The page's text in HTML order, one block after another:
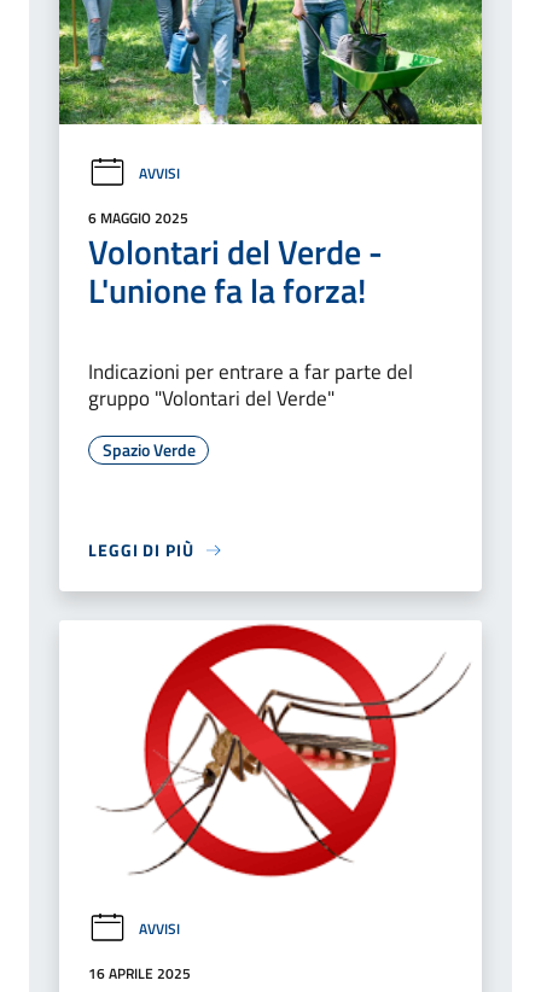
AVVISI
6 MAGGIO 2025
Volontari del Verde -
L'unione fa la forza!
Indicazioni per entrare a far parte del
gruppo "Volontari del Verde"
Spazio Verde
LEGGI DI PIÙ
AVVISI
16 APRILE 2025